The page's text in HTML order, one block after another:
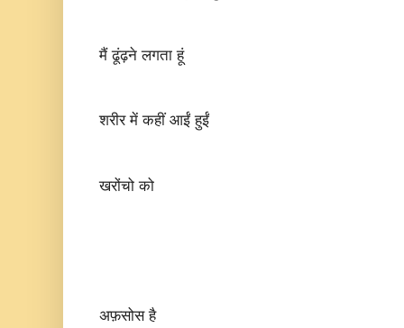
मैं ढूंढ़ने लगता हूं
शरीर में कहीं आईं हुईं
खरोंचो को
अफ़सोस है